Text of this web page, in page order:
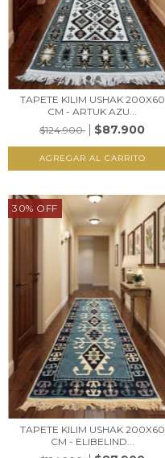
TAPETE KILIM USHAK 200X60
CM - ARTUK AZU...
$124.900
$87.900
30% OFF
TAPETE KILIM USHAK 200X60
CM - ELIBELIND...